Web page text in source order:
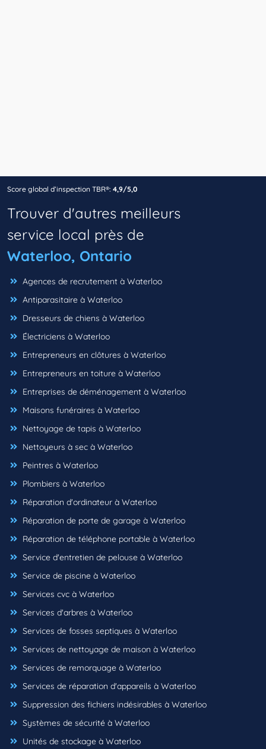
Score global d’inspection TBR®: 4,9/5,0
Trouver d'autres meilleurs
service local près de
Waterloo, Ontario
Agences de recrutement à Waterloo
Antiparasitaire à Waterloo
Dresseurs de chiens à Waterloo
Électriciens à Waterloo
Entrepreneurs en clôtures à Waterloo
Entrepreneurs en toiture à Waterloo
Entreprises de déménagement à Waterloo
Maisons funéraires à Waterloo
Nettoyage de tapis à Waterloo
Nettoyeurs à sec à Waterloo
Peintres à Waterloo
Plombiers à Waterloo
Réparation d'ordinateur à Waterloo
Réparation de porte de garage à Waterloo
Réparation de téléphone portable à Waterloo
Service d'entretien de pelouse à Waterloo
Service de piscine à Waterloo
Services cvc à Waterloo
Services d'arbres à Waterloo
Services de fosses septiques à Waterloo
Services de nettoyage de maison à Waterloo
Services de remorquage à Waterloo
Services de réparation d'appareils à Waterloo
Suppression des fichiers indésirables à Waterloo
Systèmes de sécurité à Waterloo
Unités de stockage à Waterloo